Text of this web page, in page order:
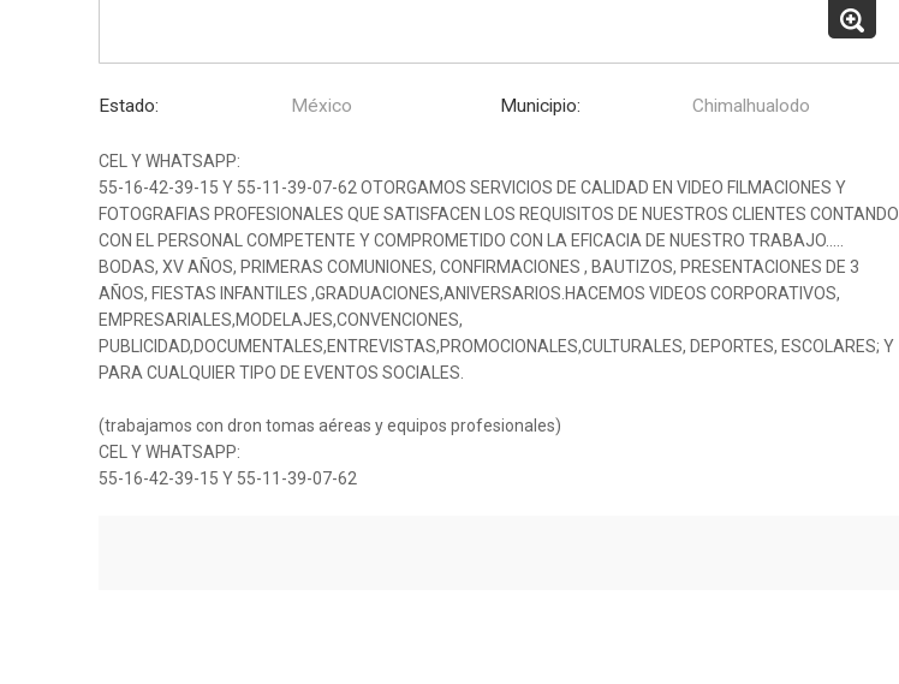
Estado: México Municipio: Chimalhualodo
CEL Y WHATSAPP:
55-16-42-39-15 Y 55-11-39-07-62 OTORGAMOS SERVICIOS DE CALIDAD EN VIDEO FILMACIONES Y
FOTOGRAFIAS PROFESIONALES QUE SATISFACEN LOS REQUISITOS DE NUESTROS CLIENTES CONTANDO
CON EL PERSONAL COMPETENTE Y COMPROMETIDO CON LA EFICACIA DE NUESTRO TRABAJO…..
BODAS, XV AÑOS, PRIMERAS COMUNIONES, CONFIRMACIONES , BAUTIZOS, PRESENTACIONES DE 3
AÑOS, FIESTAS INFANTILES ,GRADUACIONES,ANIVERSARIOS.HACEMOS VIDEOS CORPORATIVOS,
EMPRESARIALES,MODELAJES,CONVENCIONES,
PUBLICIDAD,DOCUMENTALES,ENTREVISTAS,PROMOCIONALES,CULTURALES, DEPORTES, ESCOLARES; Y
PARA CUALQUIER TIPO DE EVENTOS SOCIALES.
(trabajamos con dron tomas aéreas y equipos profesionales)
CEL Y WHATSAPP:
55-16-42-39-15 Y 55-11-39-07-62